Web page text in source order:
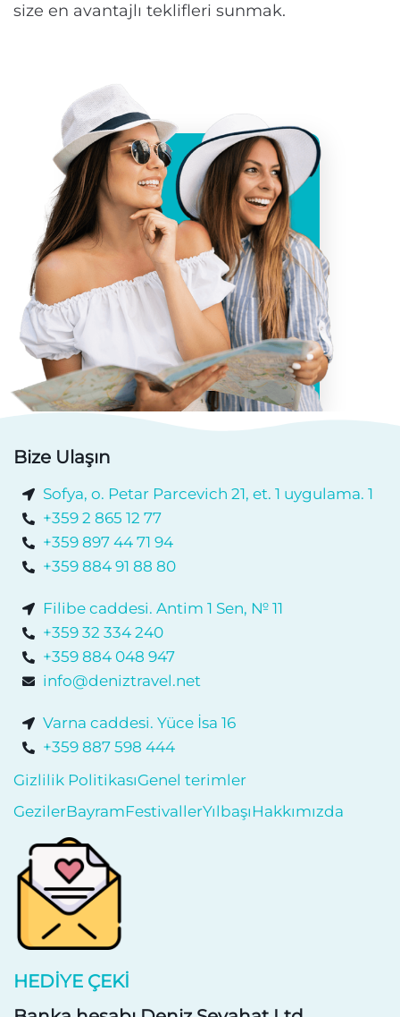
size en avantajlı teklifleri sunmak.
Bize Ulaşın
Sofya, o. Petar Parcevich 21, et. 1 uygulama. 1
+359 2 865 12 77
+359 897 44 71 94
+359 884 91 88 80
Filibe caddesi. Antim 1 Sen, № 11
+359 32 334 240
+359 884 048 947
info@deniztravel.net
Varna caddesi. Yüce İsa 16
+359 887 598 444
Gizlilik PolitikasıGenel terimler
GezilerBayramFestivallerYılbaşı Hakkımızda
HEDIYE ÇEKI